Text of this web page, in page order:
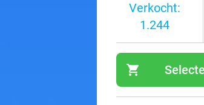
Verkocht:
1.244
shopping_cart